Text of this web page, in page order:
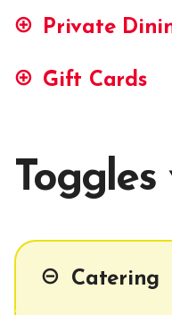
Private
Gift Cards
Toggles
Catering